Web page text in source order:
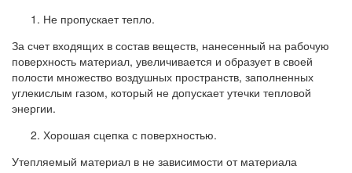
Не пропускает тепло.
За счет входящих в состав веществ, нанесенный на рабочую
поверхность материал, увеличивается и образует в своей
полости множество воздушных пространств, заполненных
углекислым газом, который не допускает утечки тепловой
энергии.
Хорошая сцепка с поверхностью.
Утепляемый материал в не зависимости от материала